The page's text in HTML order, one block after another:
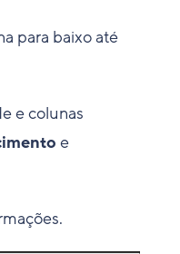
para baixo até
e colunas
e